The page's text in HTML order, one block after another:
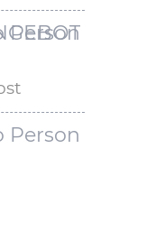
Person
Person